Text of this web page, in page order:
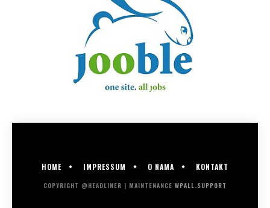
HOME IMPRESSUM O NAMA KONTAKT
COPYRIGHT @HEADLINER | MAINTENANCE WPALL.SUPPORT